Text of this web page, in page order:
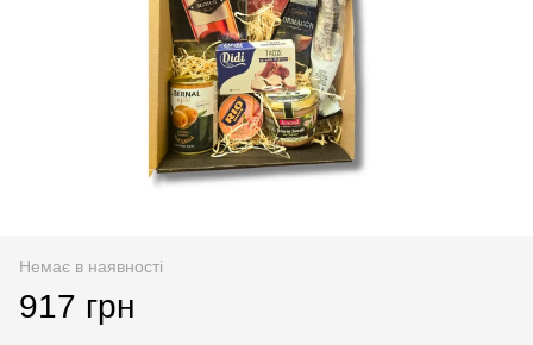
Немає в наявності
917 грн